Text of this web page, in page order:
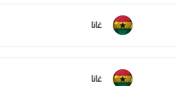
غانا
غانا